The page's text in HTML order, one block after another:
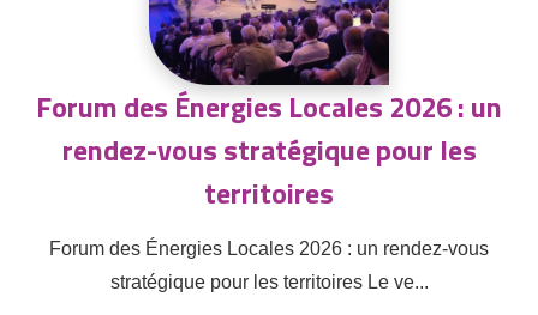
Forum des Énergies Locales 2026 : un
rendez-vous stratégique pour les
territoires
Forum des Énergies Locales 2026 : un rendez-vous
stratégique pour les territoires Le ve...